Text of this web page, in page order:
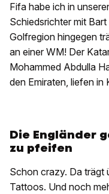
Fifa habe ich in
Schiedsrichter mit
Golfregion hingegen
an einer WM! Der
Mohammed Abdulla
den Emiraten, liefen in
Die Engländer
zu pfeifen
Schon crazy. Da trägt
Tattoos. Und noch